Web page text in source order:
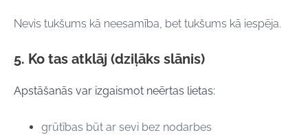
Nevis tukšums kā neesamība, bet tukšums kā iespēja.
5. Ko tas atklāj (dziļāks slānis)
Apstāšanās var izgaismot neērtas lietas:
grūtības būt ar sevi bez nodarbes